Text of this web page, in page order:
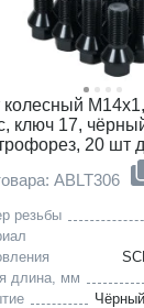
колесный
ключ 17,
20 шт
ABLT306
резьбы
длина, мм